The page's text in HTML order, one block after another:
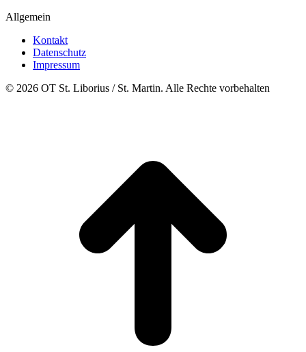
Allgemein
Kontakt
Datenschutz
Impressum
© 2026 OT St. Liborius / St. Martin. Alle Rechte vorbehalten